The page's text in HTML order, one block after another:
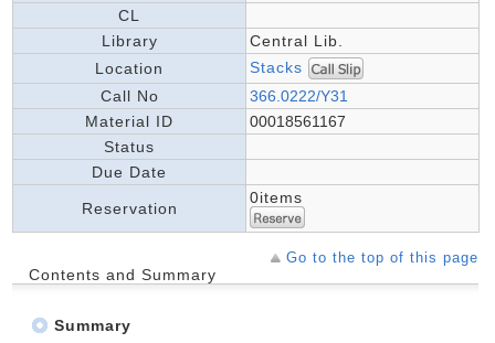
CL
Library
Central Lib.
Location
Stacks
Call No
366.0222/Y31
Material ID
00018561167
Status
Due Date
Reservation
0items
Go to the top of this page
Contents and Summary
Summary